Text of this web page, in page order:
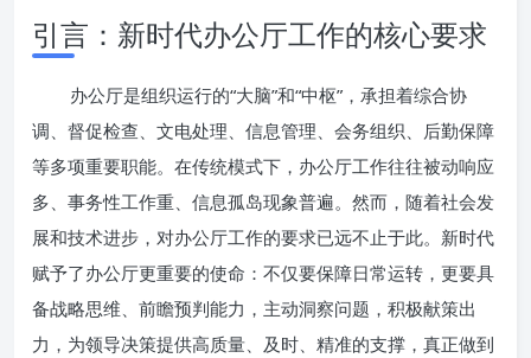
引言：新时代办公厅工作的核心要求
办公厅是组织运行的“大脑”和“中枢”，承担着综合协
调、督促检查、文电处理、信息管理、会务组织、后勤保障
等多项重要职能。在传统模式下，办公厅工作往往被动响应
多、事务性工作重、信息孤岛现象普遍。然而，随着社会发
展和技术进步，对办公厅工作的要求已远不止于此。新时代
赋予了办公厅更重要的使命：不仅要保障日常运转，更要具
备战略思维、前瞻预判能力，主动洞察问题，积极献策出
力，为领导决策提供高质量、及时、精准的支撑，真正做到